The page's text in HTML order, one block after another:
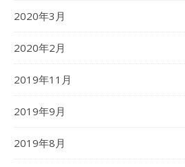
2020年3月
2020年2月
2019年11月
2019年9月
2019年8月